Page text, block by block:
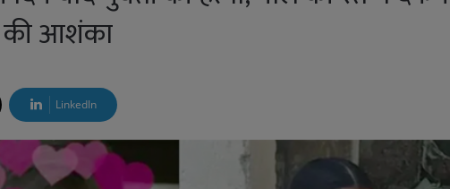
की आशंका
LinkedIn